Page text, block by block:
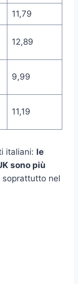
11,79
12,89
9,99
11,19
italiani: le
sono più
soprattutto nel